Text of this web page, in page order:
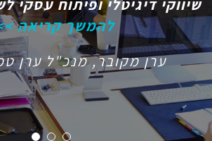
שיווקי דיגיטלי ופיתוח עסקי
להמשך קריאה
ערן מקובר, מנכ"ל ערן